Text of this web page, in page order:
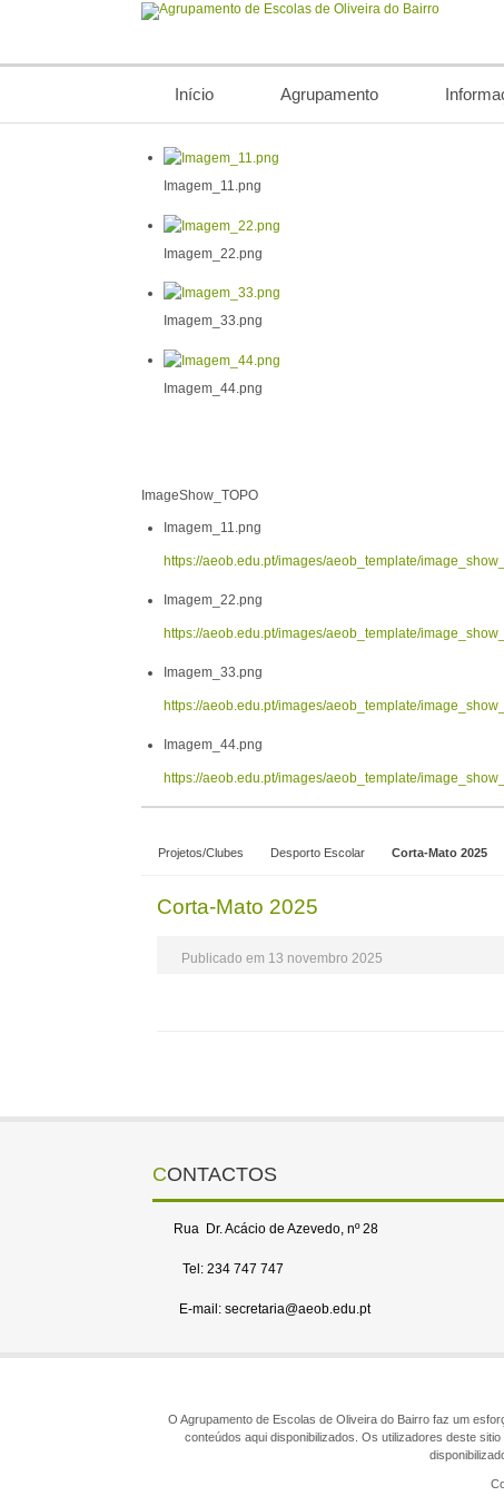
Início Agrupamento
Imagem_11.png
Imagem_22.png
Imagem_33.png
Imagem_44.png
ImageShow_TOPO
Imagem_11.png
https://aeob.edu.pt/images/aeob_template/
Imagem_22.png
https://aeob.edu.pt/images/aeob_template/
Imagem_33.png
https://aeob.edu.pt/images/aeob_template/
Imagem_44.png
https://aeob.edu.pt/images/aeob_template/
Projetos/Clubes Desporto Escolar Corta-Mato 2025
Corta-Mato 2025
Publicado em 13 novembro 2025
CONTACTOS
Rua Dr. Acácio de Azevedo, nº 28
Tel: 234 747 747
E-mail: secretaria@aeob.edu.pt
O Agrupamento de Escolas de Oliveira do Bairro faz um
conteúdos aqui disponibilizados. Os utilizadores deste